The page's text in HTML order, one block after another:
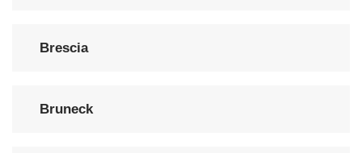
Brescia
Bruneck